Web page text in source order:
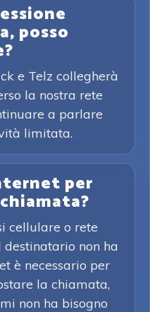
posso
e Telz collegherà
la nostra rete
a parlare
limitata.
per
cellulare o rete
non ha
è necessario per
la chiamata,
non ha bisogno